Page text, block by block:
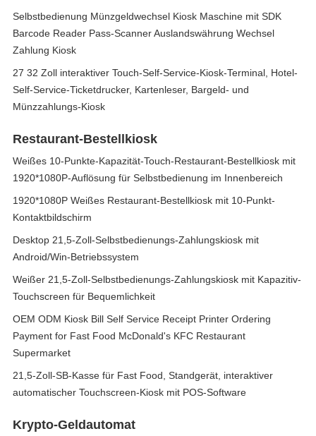
Selbstbedienung Münzgeldwechsel Kiosk Maschine mit SDK
Barcode Reader Pass-Scanner Auslandswährung Wechsel
Zahlung Kiosk
27 32 Zoll interaktiver Touch-Self-Service-Kiosk-Terminal, Hotel-
Self-Service-Ticketdrucker, Kartenleser, Bargeld- und
Münzzahlungs-Kiosk
Restaurant-Bestellkiosk
Weißes 10-Punkte-Kapazität-Touch-Restaurant-Bestellkiosk mit
1920*1080P-Auflösung für Selbstbedienung im Innenbereich
1920*1080P Weißes Restaurant-Bestellkiosk mit 10-Punkt-
Kontaktbildschirm
Desktop 21,5-Zoll-Selbstbedienungs-Zahlungskiosk mit
Android/Win-Betriebssystem
Weißer 21,5-Zoll-Selbstbedienungs-Zahlungskiosk mit Kapazitiv-
Touchscreen für Bequemlichkeit
OEM ODM Kiosk Bill Self Service Receipt Printer Ordering
Payment for Fast Food McDonald's KFC Restaurant
Supermarket
21,5-Zoll-SB-Kasse für Fast Food, Standgerät, interaktiver
automatischer Touchscreen-Kiosk mit POS-Software
Krypto-Geldautomat